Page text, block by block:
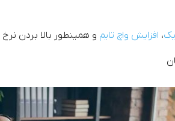
، افزایش واچ تایم و همینطور بالا بردن نرخ